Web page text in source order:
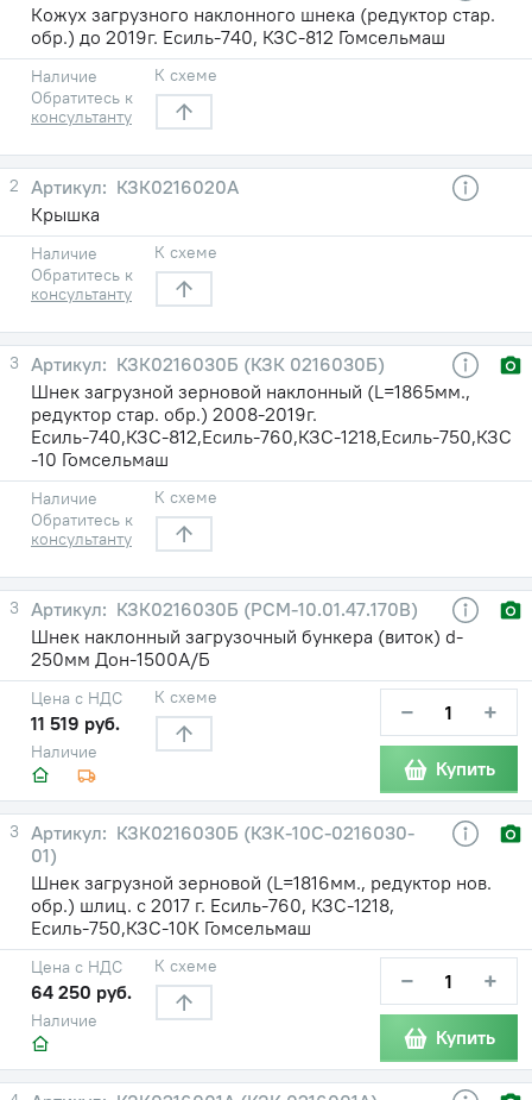
Кожух загрузного наклонного шнека (редуктор стар.
обр.) до 2019г. Есиль-740, КЗС-812 Гомсельмаш
Наличие
Обратитесь к
консультанту
К схеме
2
КЗК0216020А
Крышка
Наличие
Обратитесь к
консультанту
К схеме
3
КЗК0216030Б (КЗК 0216030Б)
Шнек загрузной зерновой наклонный (L=1865мм.,
редуктор стар. обр.) 2008-2019г.
Есиль-740,КЗС-812,Есиль-760,КЗС-1218,Есиль-750,КЗС
-10 Гомсельмаш
Наличие
Обратитесь к
консультанту
К схеме
3
КЗК0216030Б (РСМ-10.01.47.170В)
Шнек наклонный загрузочный бункера (виток) d-
250мм Дон-1500А/Б
Наличие
Цена с НДС
11 519 руб.
К схеме − +
Купить
3
КЗК0216030Б (КЗК-10С-0216030-
01)
Шнек загрузной зерновой (L=1816мм., редуктор нов.
обр.) шлиц. с 2017 г. Есиль-760, КЗС-1218,
Есиль-750,КЗС-10К Гомсельмаш
Наличие
Цена с НДС
64 250 руб.
К схеме − +
Купить